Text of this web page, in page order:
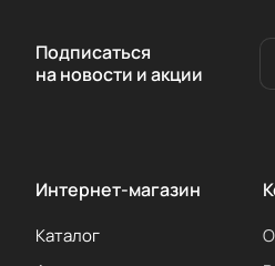
Подписаться
на новости и акции
Интернет-магазин
Каталог